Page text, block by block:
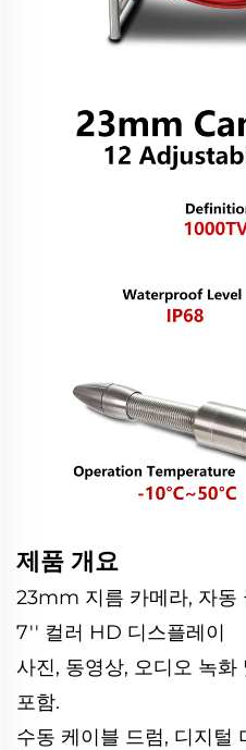
제품 개요
23mm 지름 카메라, 자동
7'' 컬러 HD 디스플레이
사진, 동영상, 오디오 녹
포함.
수동 케이블 드럼, 디지털